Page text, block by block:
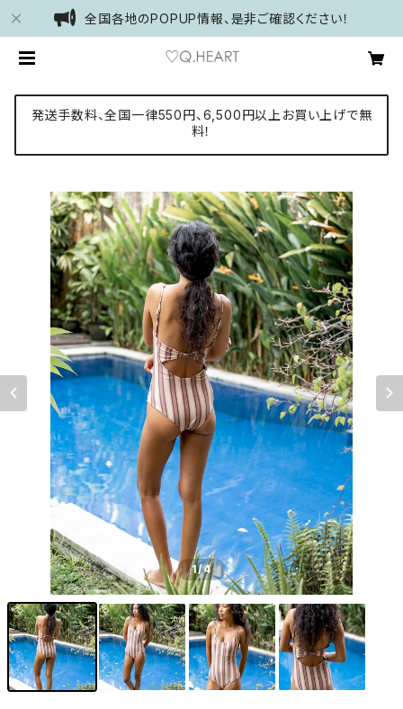
全国各地のPOPUP情報、是非ご確認ください！
発送手数料、全国一律550円、6,500円以上お買い上げで無
料！
1/4